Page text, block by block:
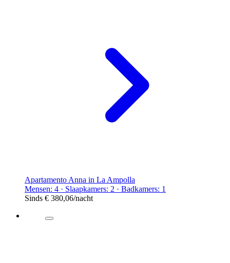
Apartamento Anna in La Ampolla
Mensen: 4 · Slaapkamers: 2 · Badkamers: 1
Sinds € 380,06/nacht